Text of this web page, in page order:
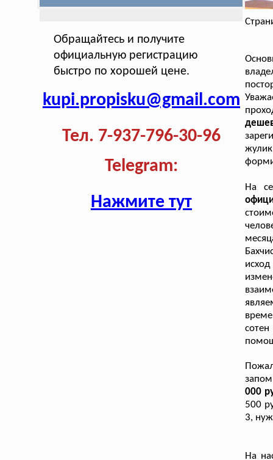
Обращайтесь и получите
официальную регистрацию
быстро по хорошей цене.
kupi.propisku@gmail.com
Тел. 7-937-796-30-96
Telegram:
Нажмите тут
На
000
500
3,
На